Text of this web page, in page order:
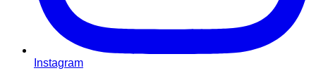
Instagram